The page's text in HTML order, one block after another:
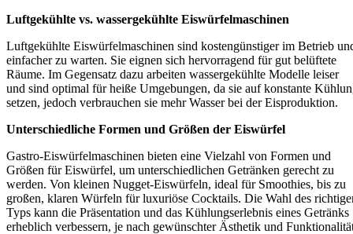
Luftgekühlte vs. wassergekühlte Eiswürfelmaschinen
Luftgekühlte Eiswürfelmaschinen sind kostengünstiger im Betrieb
einfacher zu warten. Sie eignen sich hervorragend für gut belüftete
Räume. Im Gegensatz dazu arbeiten wassergekühlte Modelle leiser
und sind optimal für heiße Umgebungen, da sie auf konstante
setzen, jedoch verbrauchen sie mehr Wasser bei der Eisproduktion.
Unterschiedliche Formen und Größen der Eiswürfel
Gastro-Eiswürfelmaschinen bieten eine Vielzahl von Formen und
Größen für Eiswürfel, um unterschiedlichen Getränken gerecht zu
werden. Von kleinen Nugget-Eiswürfeln, ideal für Smoothies, bis zu
großen, klaren Würfeln für luxuriöse Cocktails. Die Wahl des
Typs kann die Präsentation und das Kühlungserlebnis eines Getränks
erheblich verbessern, je nach gewünschter Ästhetik und